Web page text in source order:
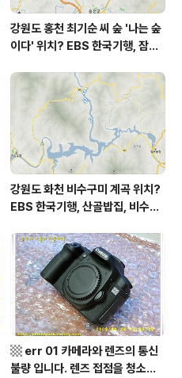
강원도 홍천 최기순 씨 숲 '나는 숲
이다' 위치? EBS 한국기행, 잠시
군 최기순 씨 캠핑장 펜션 어디? /
강원도 홍천군 가볼 만한 곳, (구)
까르돈, kbs 인간극장
강원도 화천 비수구미 계곡 위치?
EBS 한국기행, 산골밥집, 비수구
부 화천군 비수구미 낙타민박 어
디? / 강원도 화천군 가볼 만한 곳
비수구미 마을, 파로호
▩ err 01 카메라와 렌즈의 통신
불량 입니다. 렌즈 접점을 청소하